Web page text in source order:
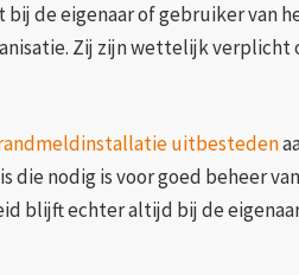
de eigenaar of gebruiker van
Zij zijn wettelijk verplicht
uitbesteden
die nodig is voor goed beheer
blijft echter altijd bij de